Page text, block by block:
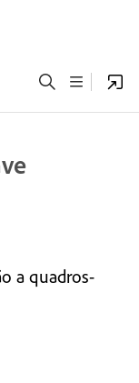
a quadros-